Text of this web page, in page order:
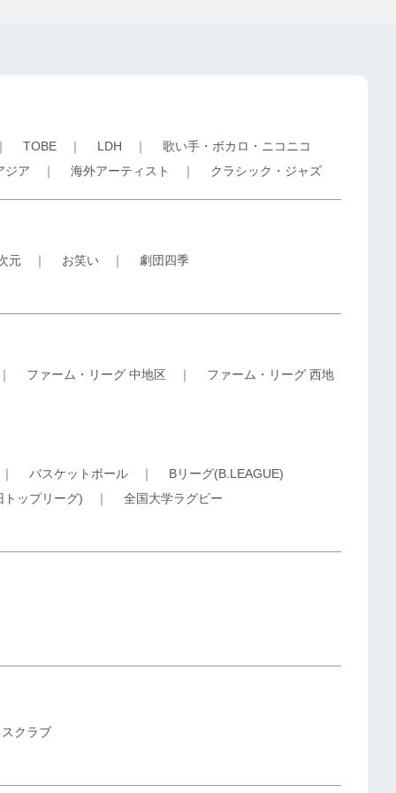
TOBE ｜ LDH ｜ 歌い手・ボカロ・ニコニコ
ジア ｜ 海外アーティスト ｜ クラシック・ジャズ
元 ｜ お笑い ｜ 劇団四季
ファーム・リーグ 中地区 ｜ ファーム・リーグ 西地
バスケットボール ｜ Bリーグ(B.LEAGUE)
トップリーグ) ｜ 全国大学ラグビー
クラブ